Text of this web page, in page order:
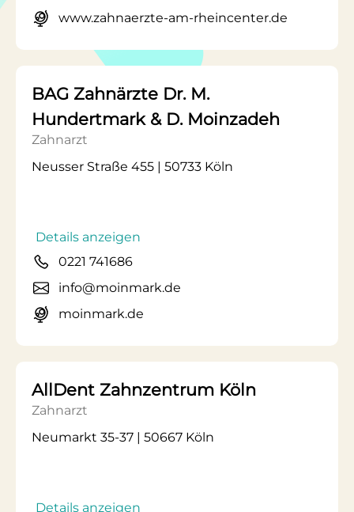
www.zahnaerzte-am-rheincenter.de
BAG Zahnärzte Dr. M.
Hundertmark & D. Moinzadeh
Zahnarzt
Neusser Straße 455 | 50733 Köln
Details anzeigen
0221 741686
info@moinmark.de
moinmark.de
AllDent Zahnzentrum Köln
Zahnarzt
Neumarkt 35-37 | 50667 Köln
Details anzeigen